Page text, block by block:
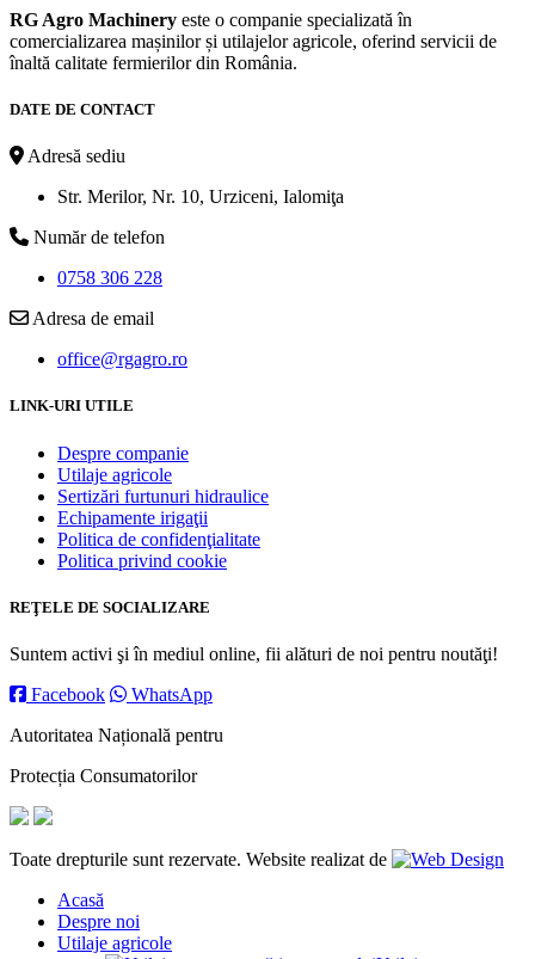
RG Agro Machinery este o companie specializată în
comercializarea mașinilor și utilajelor agricole, oferind servicii de
înaltă calitate fermierilor din România.
DATE DE CONTACT
Adresă sediu
Str. Merilor, Nr. 10, Urziceni, Ialomiţa
Număr de telefon
0758 306 228
Adresa de email
office@rgagro.ro
LINK-URI UTILE
Despre companie
Utilaje agricole
Sertizări furtunuri hidraulice
Echipamente irigaţii
Politica de confidenţialitate
Politica privind cookie
REŢELE DE SOCIALIZARE
Suntem activi şi în mediul online, fii alături de noi pentru noutăţi!
Facebook
WhatsApp
Autoritatea Națională pentru
Protecția Consumatorilor
Toate drepturile sunt rezervate. Website realizat de
Acasă
Despre noi
Utilaje agricole